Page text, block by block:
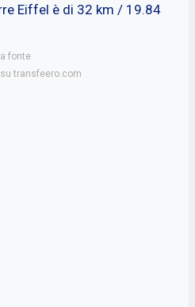
Eiffel è di 32 km / 19.84
fonte
transfeero.com